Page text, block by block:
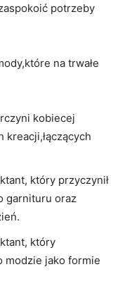
potrzeby
na trwałe
kobiecej
kreacji,łączących
który przyczynił
garnituru oraz
który
modzie jako formie